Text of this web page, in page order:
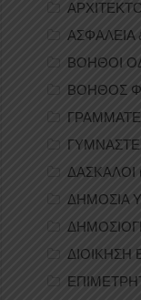
ΑΣΦΑΛΕΙΑ
ΒΟΗΘΟΙ
ΒΟΗΘΟΣ
ΔΑΣΚΑΛΟΙ
ΔΗΜΟΣΙΑ
ΔΙΟΙΚΗΣΗ